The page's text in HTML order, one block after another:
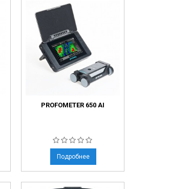
PROFOMETER 650 AI
Подробнее